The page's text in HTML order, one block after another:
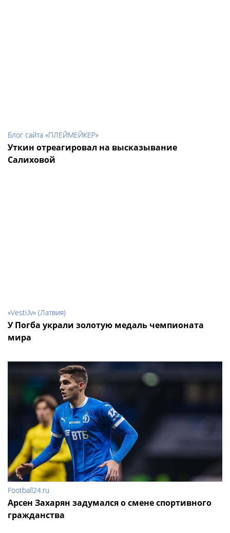
Блог сайта «ПЛЕЙМЕЙКЕР»
Уткин отреагировал на высказывание
Салиховой
«Vesti.lv» (Латвия)
У Погба украли золотую медаль чемпионата
мира
Football24.ru
Арсен Захарян задумался о смене спортивного
гражданства